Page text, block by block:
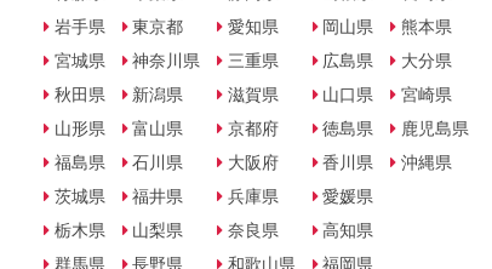
岩手県
宮城県
秋田県
山形県
福島県
茨城県
栃木県
群馬県
東京都
神奈川県
新潟県
富山県
石川県
福井県
山梨県
長野県
愛知県
三重県
滋賀県
京都府
大阪府
兵庫県
奈良県
和歌山県
岡山県
広島県
山口県
徳島県
香川県
愛媛県
高知県
福岡県
熊本県
大分県
宮崎県
鹿児島県
沖縄県